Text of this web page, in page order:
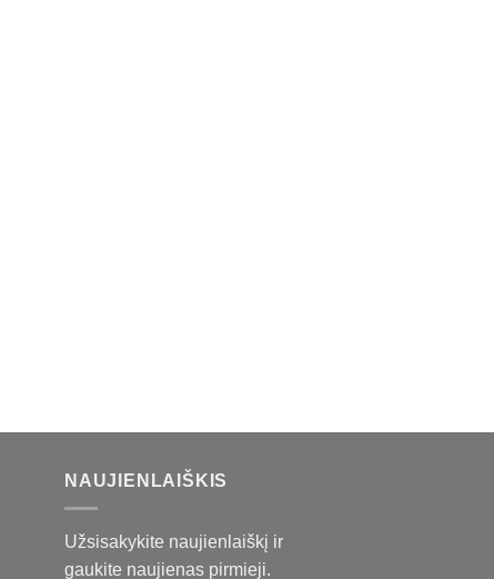
NAUJIENLAIŠKIS
Užsisakykite naujienlaiškį ir
gaukite naujienas pirmieji.